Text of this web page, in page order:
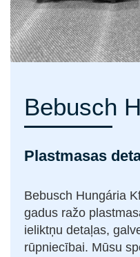
Bebusch
Plastmasas
Bebusch Hungária
gadus ražo
ieliktņu detaļas,
rūpniecībai. Mūsu